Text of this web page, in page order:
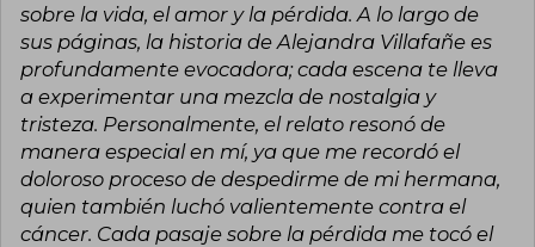
sobre la vida, el amor y la pérdida. A lo largo de
sus páginas, la historia de Alejandra Villafañe es
profundamente evocadora; cada escena te lleva
a experimentar una mezcla de nostalgia y
tristeza. Personalmente, el relato resonó de
manera especial en mí, ya que me recordó el
doloroso proceso de despedirme de mi hermana,
quien también luchó valientemente contra el
cáncer. Cada pasaje sobre la pérdida me tocó el